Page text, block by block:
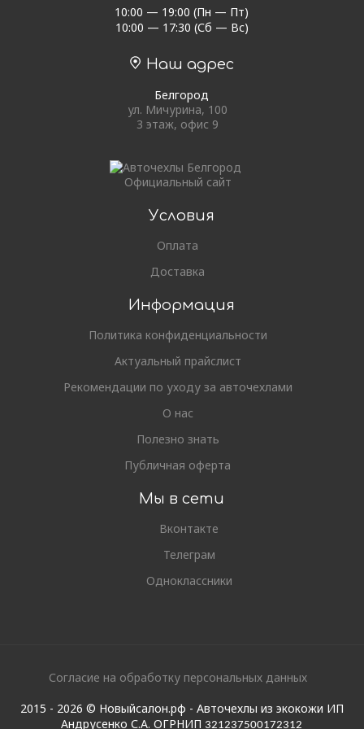
10:00 — 19:00 (Пн — Пт)
10:00 — 17:30 (Сб — Вс)
Наш адрес
Белгород
ул. Мичурина, 100
3 этаж, офис 9
Официальный сайт
Условия
Оплата
Доставка
Информация
Политика конфиденциальности
Актуальный прайслист
Рекомендации по уходу за авточехлами
О нас
Полезно знать
Публичная оферта
Мы в сети
Вконтакте
Телеграм
Одноклассники
Согласие на обработку персональных данных
2015 - 2026 © Новыйсалон.рф - Авточехлы из экокожи ИП
Андрусенко С.А. ОГРНИП 321237500172312